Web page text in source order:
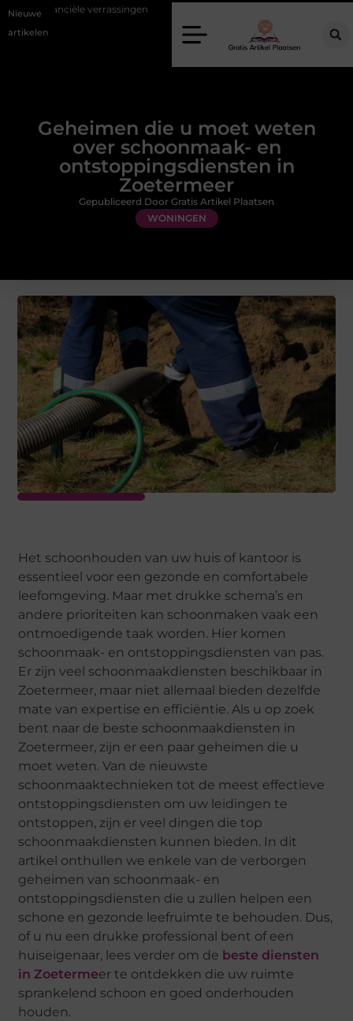
Nieuwe
artikelen
Gemiddelde tarieven van een dierenarts in Arnhem
Geheimen die u moet weten
over schoonmaak- en
ontstoppingsdiensten in
Zoetermeer
WONINGEN
Gepubliceerd Door Gratis Artikel Plaatsen
Het schoonhouden van uw huis of kantoor is
essentieel voor een gezonde en comfortabele
leefomgeving. Maar met drukke schema’s en
andere prioriteiten kan schoonmaken vaak een
ontmoedigende taak worden. Hier komen
schoonmaak- en ontstoppingsdiensten van pas.
Er zijn veel schoonmaakdiensten beschikbaar in
Zoetermeer, maar niet allemaal bieden dezelfde
mate van expertise en efficiëntie. Als u op zoek
bent naar de beste schoonmaakdiensten in
Zoetermeer, zijn er een paar geheimen die u
moet weten. Van de nieuwste
schoonmaaktechnieken tot de meest effectieve
ontstoppingsdiensten om uw leidingen te
ontstoppen, zijn er veel dingen die top
schoonmaakdiensten kunnen bieden. In dit
artikel onthullen we enkele van de verborgen
geheimen van schoonmaak- en
ontstoppingsdiensten die u zullen helpen een
schone en gezonde leefruimte te behouden. Dus,
of u nu een drukke professional bent of een
huiseigenaar, lees verder om de beste diensten
in Zoetermeer te ontdekken die uw ruimte
sprankelend schoon en goed onderhouden
houden.